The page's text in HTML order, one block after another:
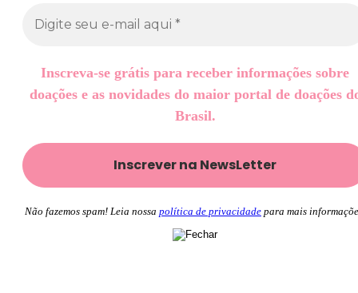
Inscreva-se grátis para receber informações sobre
doações e as novidades do maior portal de doações
Brasil.
Não fazemos spam! Leia nossa política de privacidade para mais